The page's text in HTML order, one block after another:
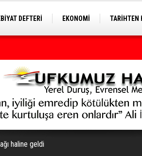
DEFTERİ EKONOMİ TARİHTEN
haline geldi